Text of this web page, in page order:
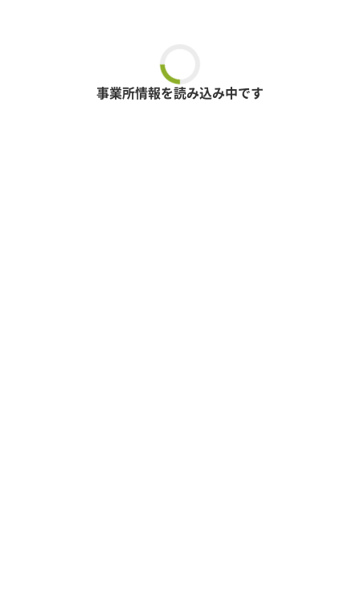
事業所情報を読み込み中です